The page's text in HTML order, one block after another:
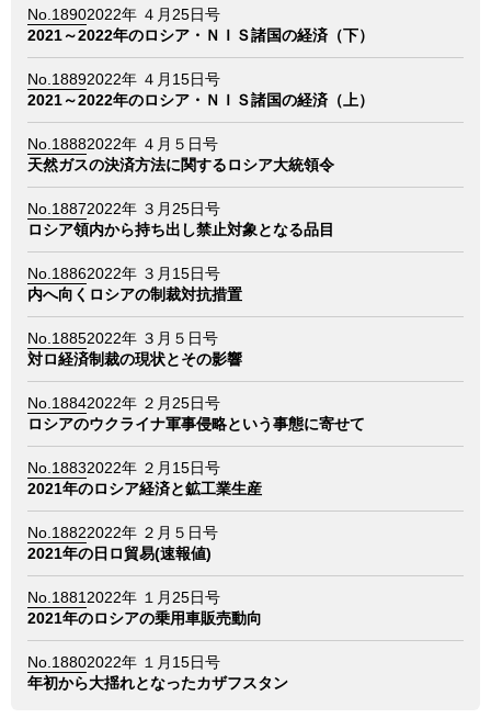
No.18902022年 ４月25日号
2021～2022年のロシア・ＮＩＳ諸国の経済（下）
No.18892022年 ４月15日号
2021～2022年のロシア・ＮＩＳ諸国の経済（上）
No.18882022年 ４月５日号
天然ガスの決済方法に関するロシア大統領令
No.18872022年 ３月25日号
ロシア領内から持ち出し禁止対象となる品目
No.18862022年 ３月15日号
内へ向くロシアの制裁対抗措置
No.18852022年 ３月５日号
対ロ経済制裁の現状とその影響
No.18842022年 ２月25日号
ロシアのウクライナ軍事侵略という事態に寄せて
No.18832022年 ２月15日号
2021年のロシア経済と鉱工業生産
No.18822022年 ２月５日号
2021年の日ロ貿易(速報値)
No.1881 2022年 １月25日号
2021年のロシアの乗用車販売動向
No.18802022年 １月15日号
年初から大揺れとなったカザフスタン